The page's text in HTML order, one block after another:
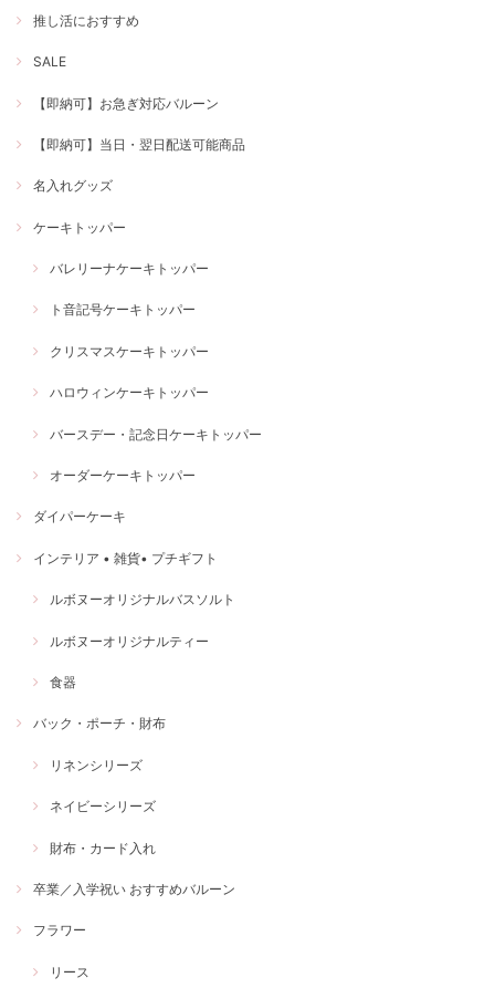
推し活におすすめ
SALE
【即納可】お急ぎ対応バルーン
【即納可】当日・翌日配送可能商品
名入れグッズ
ケーキトッパー
バレリーナケーキトッパー
ト音記号ケーキトッパー
クリスマスケーキトッパー
ハロウィンケーキトッパー
バースデー・記念日ケーキトッパー
オーダーケーキトッパー
ダイパーケーキ
インテリア • 雑貨• プチギフト
ルボヌーオリジナルバスソルト
ルボヌーオリジナルティー
食器
バック・ポーチ・財布
リネンシリーズ
ネイビーシリーズ
財布・カード入れ
卒業／入学祝い おすすめバルーン
フラワー
リース